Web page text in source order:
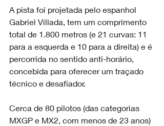
A pista foi projetada pelo espanhol
Gabriel Villada, tem um comprimento
total de 1.800 metros (e 21 curvas: 11
para a esquerda e 10 para a direita) e é
percorrida no sentido anti-horário,
concebida para oferecer um traçado
técnico e desafiador.
Cerca de 80 pilotos (das categorias
MXGP e MX2, com menos de 23 anos)